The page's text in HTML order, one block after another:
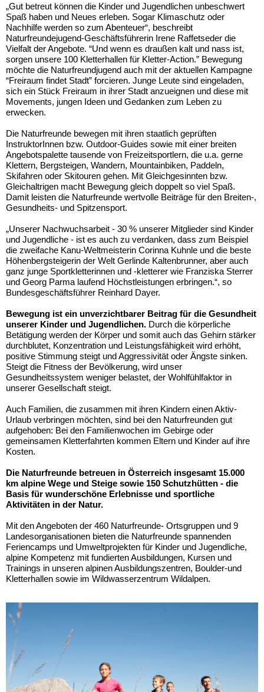
„Gut betreut können die Kinder und Jugendlichen unbeschwert
Spaß haben und Neues erleben. Sogar Klimaschutz oder
Nachhilfe werden so zum Abenteuer“, beschreibt
Naturfreundejugend-Geschäftsführerin Irene Raffetseder die
Vielfalt der Angebote. “Und wenn es draußen kalt und nass ist,
sorgen unsere 100 Kletterhallen für Kletter-Action.” Bewegung
möchte die Naturfreundjugend auch mit der aktuellen Kampagne
“Freiraum findet Stadt” forcieren. Junge Leute sind eingeladen,
sich ein Stück Freiraum in ihrer Stadt anzueignen und diese mit
Movements, jungen Ideen und Gedanken zum Leben zu
erwecken.
Die Naturfreunde bewegen mit ihren staatlich geprüften
InstruktorInnen bzw. Outdoor-Guides sowie mit einer breiten
Angebotspalette tausende von Freizeitsportlern, die u.a. gerne
Klettern, Bergsteigen, Wandern, Mountainbiken, Paddeln,
Skifahren oder Skitouren gehen. Mit Gleichgesinnten bzw.
Gleichaltrigen macht Bewegung gleich doppelt so viel Spaß.
Damit leisten die Naturfreunde wertvolle Beiträge für den Breiten-,
Gesundheits- und Spitzensport.
„Unserer Nachwuchsarbeit - 30 % unserer Mitglieder sind Kinder
und Jugendliche - ist es auch zu verdanken, dass zum Beispiel
die zweifache Kanu-Weltmeisterin Corinna Kuhnle und die beste
Höhenbergsteigerin der Welt Gerlinde Kaltenbrunner, aber auch
ganz junge Sportkletterinnen und -kletterer wie Franziska Sterrer
und Georg Parma laufend Höchstleistungen erbringen.“, so
Bundesgeschäftsführer Reinhard Dayer.
Bewegung ist ein unverzichtbarer Beitrag für die Gesundheit
unserer Kinder und Jugendlichen. Durch die körperliche
Betätigung werden der Körper und somit auch das Gehirn stärker
durchblutet, Konzentration und Leistungsfähigkeit wird erhöht,
positive Stimmung steigt und Aggressivität oder Ängste sinken.
Steigt die Fitness der Bevölkerung, wird unser
Gesundheitssystem weniger belastet, der Wohlfühlfaktor in
unserer Gesellschaft steigt.
Auch Familien, die zusammen mit ihren Kindern einen Aktiv-
Urlaub verbringen möchten, sind bei den Naturfreunden gut
aufgehoben: Bei den Familienwochen im Gebirge oder
gemeinsamen Kletterfahrten kommen Eltern und Kinder auf ihre
Kosten.
Die Naturfreunde betreuen in Österreich insgesamt 15.000
km alpine Wege und Steige sowie 150 Schutzhütten - die
Basis für wunderschöne Erlebnisse und sportliche
Aktivitäten in der Natur.
Mit den Angeboten der 460 Naturfreunde- Ortsgruppen und 9
Landesorganisationen bieten die Naturfreunde spannenden
Feriencamps und Umweltprojekten für Kinder und Jugendliche,
alpine Kompetenz mit fundierten Ausbildungen, Kur­sen und
Trainings in unseren alpinen Ausbildungszentren, Boulder-und
Kletterhallen sowie im Wildwasserzentrum Wildalpen.